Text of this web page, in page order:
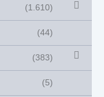
(1.610)
(44)
(383)
(5)